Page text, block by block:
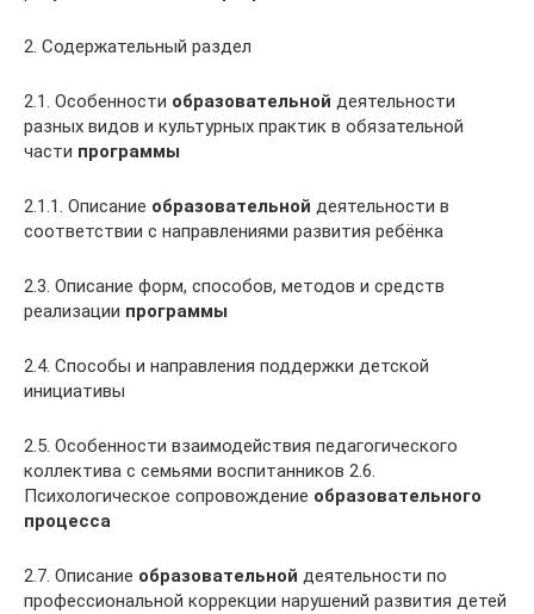
2. Содержательный раздел
2.1. Особенности образовательной деятельности
разных видов и культурных практик в обязательной
части программы
2.1.1. Описание образовательной деятельности в
соответствии с направлениями развития ребёнка
2.3. Описание форм, способов, методов и средств
реализации программы
2.4. Способы и направления поддержки детской
инициативы
2.5. Особенности взаимодействия педагогического
коллектива с семьями воспитанников 2.6.
Психологическое сопровождение образовательного
процесса
2.7. Описание образовательной деятельности по
профессиональной коррекции нарушений развития детей